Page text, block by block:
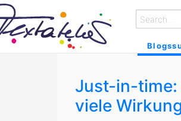
Just-in-time:
viele